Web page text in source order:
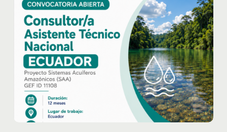
OTCA
abre
convocatoria
para
Consultor/a
Asistente
Técnico
Nacional
Proyecto
SAA